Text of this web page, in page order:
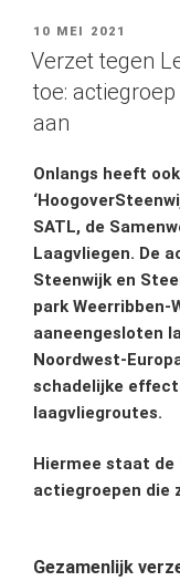
GEPLAATST
OP
10 MEI 2021
Verzet tegen
toe:
aan
Onlangs heeft
SATL, de
Laagvliegen. De
Steenwijk en
park
aaneengesloten
Noordwest-
schadelijke
laagvliegroutes.
Hiermee staat
actiegroepen die
Gezamenlijk